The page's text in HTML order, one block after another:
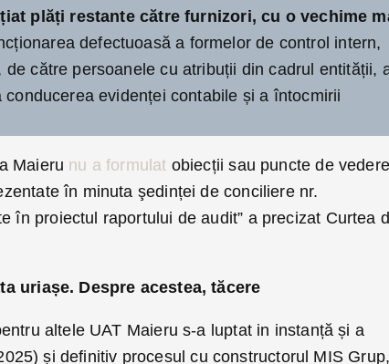
plăți restante către furnizori, cu o vechime
defectuoasă a formelor de control intern,
către persoanele cu atribuții din cadrul entității,
evidenței contabile și a întocmirii
Maieru nu a formulat obiecții sau puncte de vedere
în minuta şedinței de conciliere nr.
în proiectul raportului de audit” a precizat Curtea
uriașe. Despre acestea, tăcere
altele UAT Maieru s-a luptat in instanță și a
și definitiv procesul cu constructorul MIS